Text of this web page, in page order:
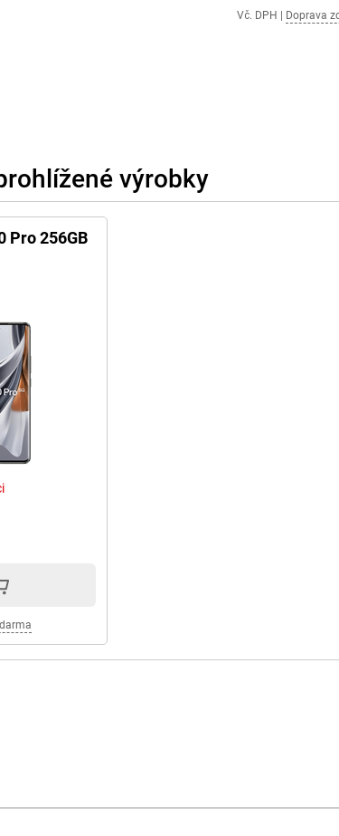
Vč. DPH Doprava
výrobky
Pro 256GB